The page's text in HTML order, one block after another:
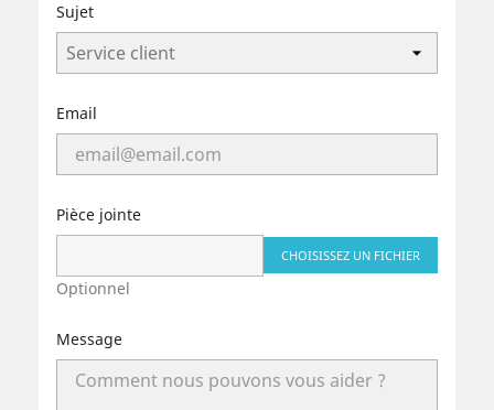
Sujet
Email
Pièce jointe
CHOISISSEZ UN FICHIER
Optionnel
Message